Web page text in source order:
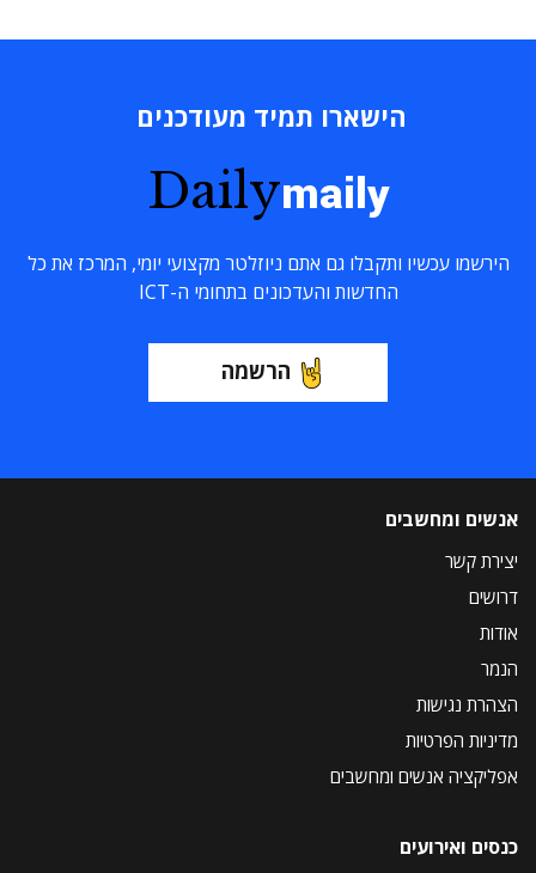
הישארו תמיד מעודכנים
Dailymaily
הירשמו עכשיו ותקבלו גם אתם ניוזלטר מקצועי יומי, המרכז את כל
החדשות והעדכונים בתחומי ה-ICT
הרשמה
אנשים ומחשבים
יצירת קשר
דרושים
אודות
הנמר
הצהרת נגישות
מדיניות הפרטיות
אפליקציה אנשים ומחשבים
כנסים ואירועים